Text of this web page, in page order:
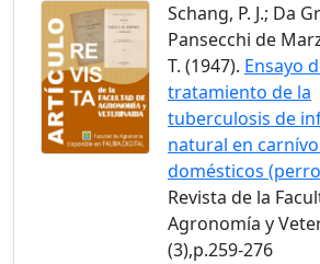
Schang, P. J.; Da
Pansecchi de
T. (1947). Ensayo
tratamiento de la
tuberculosis de
natural en
domésticos
Revista de la
Agronomía y
(3),p.259-276